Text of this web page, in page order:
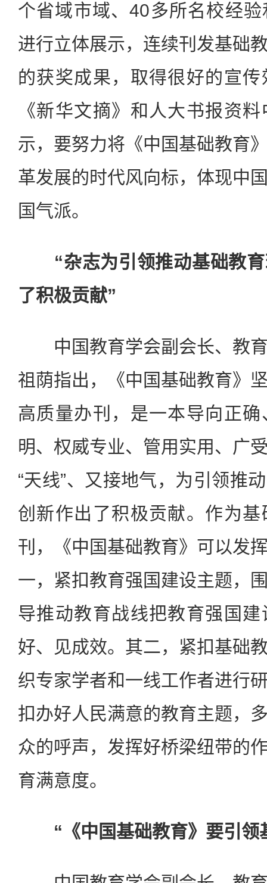
个省域市域、40多所名校经
进行立体展示，连续刊发基础
的获奖成果，取得很好的宣
《新华文摘》和人大书报资
示，要努力将《中国基础教育
革发展的时代风向标，体现中
国气派。
“杂志为引领推动基础教
了积极贡献”
中国教育学会副会长、教育
祖荫指出，《中国基础教育》
高质量办刊，是一本导向正
明、权威专业、管用实用、广
“天线”、又接地气，为引领推
创新作出了积极贡献。作为
刊，《中国基础教育》可以发
一，紧扣教育强国建设主题，
导推动教育战线把教育强国
好、见成效。其二，紧扣基础
织专家学者和一线工作者进行
扣办好人民满意的教育主题，
众的呼声，发挥好桥梁纽带的
育满意度。
“《中国基础教育》要引领